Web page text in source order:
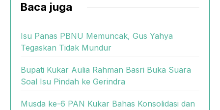
Baca juga
Isu Panas PBNU Memuncak, Gus Yahya
Tegaskan Tidak Mundur
Bupati Kukar Aulia Rahman Basri Buka Suara
Soal Isu Pindah ke Gerindra
Musda ke-6 PAN Kukar Bahas Konsolidasi dan